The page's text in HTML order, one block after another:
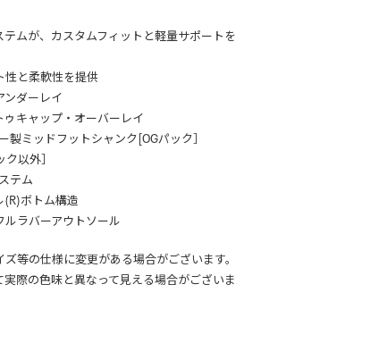
ムが、カスタムフィットと軽量サポートを
と柔軟性を提供
ダーレイ
キャップ・オーバーレイ
ミッドフットシャンク[OGパック］
以外］
テム
ボトム構造
ラバーアウトソール
等の仕様に変更がある場合がございます。
際の色味と異なって見える場合がございま